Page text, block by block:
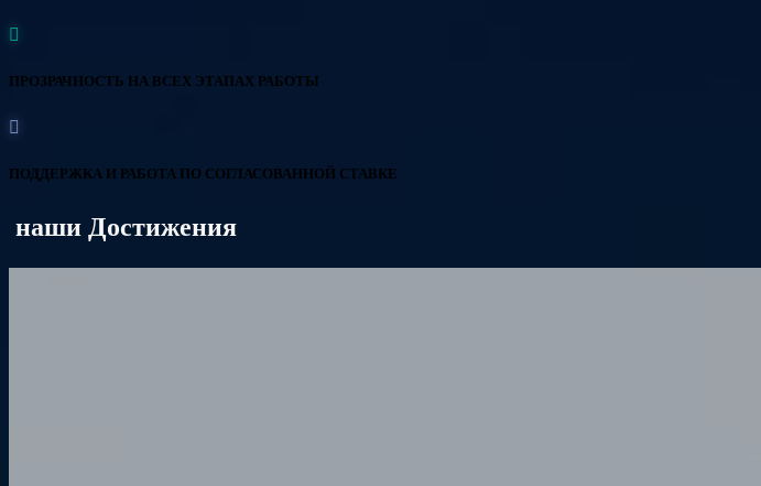
ПРОЗРАЧНОСТЬ НА ВСЕХ ЭТАПАХ РАБОТЫ
ПОДДЕРЖКА И РАБОТА ПО СОГЛАСОВАННОЙ СТАВКЕ
наши Достижения